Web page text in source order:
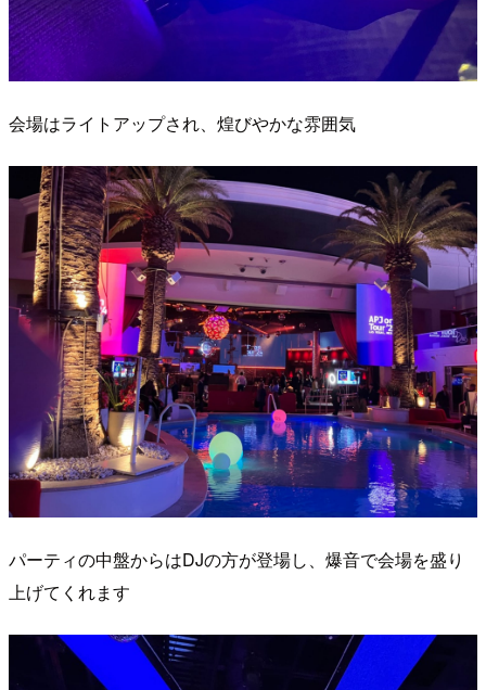
会場はライトアップされ、煌びやかな雰囲気
パーティの中盤からはDJの方が登場し、爆音で会場を盛り
上げてくれます